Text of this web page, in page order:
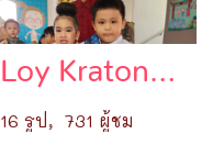
Loy Kratong Day
16 รูป, 731 ผู้ชม